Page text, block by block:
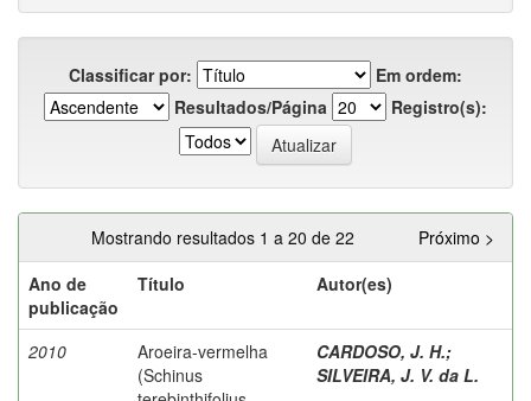
Classificar por:
Em ordem:
Resultados/Página
Registro(s):
Mostrando resultados 1 a 20 de 22
Próximo >
Ano de
publicação
Título Autor(es)
2010
Aroeira-vermelha
(Schinus
CARDOSO, J. H.;
SILVEIRA, J. V. da L.